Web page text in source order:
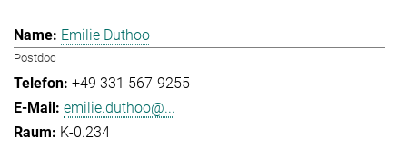
Emilie Duthoo
Postdoc
+49 331 567-9255
emilie.duthoo@...
K-0.234